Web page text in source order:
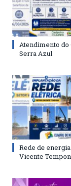
Atendimento do
Serra Azul
Rede de
Vicente